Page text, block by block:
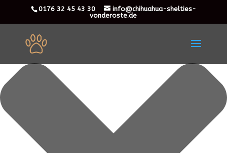
Cookie-Zustimmung verwalten
0176 32 45 43 30
info@chihuahua-shelties-
vonderoste.de